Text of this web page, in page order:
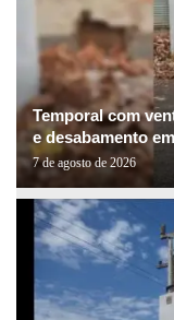
Temporal com
e desabamento
7 de agosto de 2026